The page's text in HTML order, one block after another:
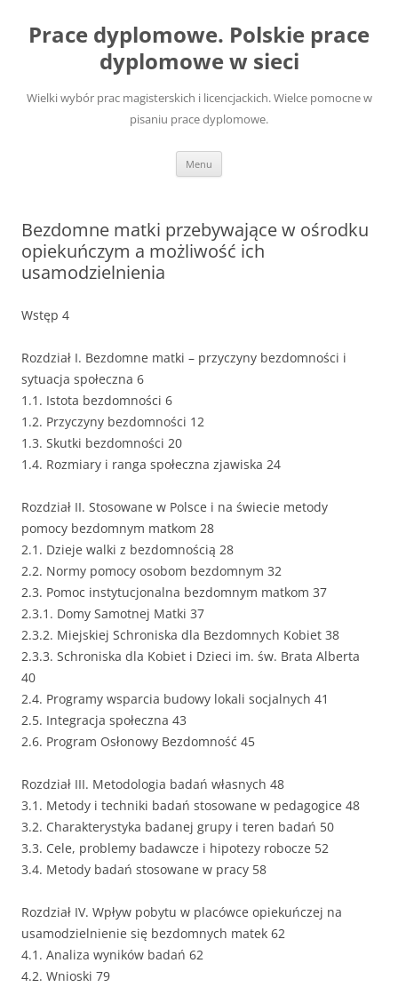
treści
Prace dyplomowe. Polskie prace
dyplomowe w sieci
Wielki wybór prac magisterskich i licencjackich. Wielce pomocne w
pisaniu prace dyplomowe.
Menu
Bezdomne matki przebywające w ośrodku
opiekuńczym a możliwość ich
usamodzielnienia
Wstęp 4
Rozdział I. Bezdomne matki – przyczyny bezdomności i
sytuacja społeczna 6
1.1. Istota bezdomności 6
1.2. Przyczyny bezdomności 12
1.3. Skutki bezdomności 20
1.4. Rozmiary i ranga społeczna zjawiska 24
Rozdział II. Stosowane w Polsce i na świecie metody
pomocy bezdomnym matkom 28
2.1. Dzieje walki z bezdomnością 28
2.2. Normy pomocy osobom bezdomnym 32
2.3. Pomoc instytucjonalna bezdomnym matkom 37
2.3.1. Domy Samotnej Matki 37
2.3.2. Miejskiej Schroniska dla Bezdomnych Kobiet 38
2.3.3. Schroniska dla Kobiet i Dzieci im. św. Brata Alberta
40
2.4. Programy wsparcia budowy lokali socjalnych 41
2.5. Integracja społeczna 43
2.6. Program Osłonowy Bezdomność 45
Rozdział III. Metodologia badań własnych 48
3.1. Metody i techniki badań stosowane w pedagogice 48
3.2. Charakterystyka badanej grupy i teren badań 50
3.3. Cele, problemy badawcze i hipotezy robocze 52
3.4. Metody badań stosowane w pracy 58
Rozdział IV. Wpływ pobytu w placówce opiekuńczej na
usamodzielnienie się bezdomnych matek 62
4.1. Analiza wyników badań 62
4.2. Wnioski 79